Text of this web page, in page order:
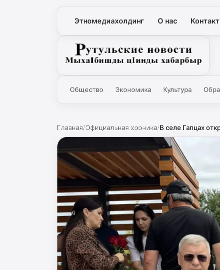
Этномедиахолдинг О нас
Рутульские новости
Общество Экономика Культура
Главная/Официальная хроника/В селе Гапцах